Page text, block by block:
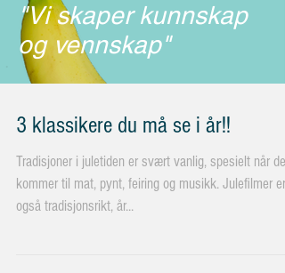
"Vi skaper kunnskap
og vennskap"
3 klassikere du må se i år!!
Tradisjoner i juletiden er svært vanlig, spesielt når det
kommer til mat, pynt, feiring og musikk. Julefilmer er
også tradisjonsrikt, år...